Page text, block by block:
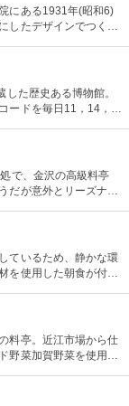
にある1931年(昭和6)
したデザインでつくら
た歴史ある博物館。
ードを毎日11，14，
あり。
で、金沢の高級料亭
だが意外とリーズナブ
ているため、静かな環
を使用した朝食が付い
す。
料亭。近江市場から仕
野菜加賀野菜を使用し
に大人の料亭です。